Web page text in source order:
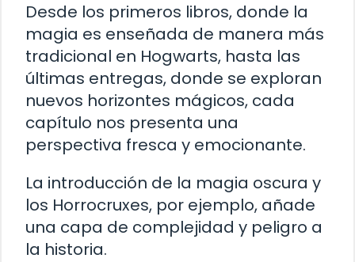
Desde los primeros libros, donde la
magia es enseñada de manera más
tradicional en Hogwarts, hasta las
últimas entregas, donde se exploran
nuevos horizontes mágicos, cada
capítulo nos presenta una
perspectiva fresca y emocionante.
La introducción de la magia oscura y
los Horrocruxes, por ejemplo, añade
una capa de complejidad y peligro a
la historia.